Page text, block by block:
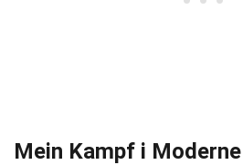
Mein Kampf i